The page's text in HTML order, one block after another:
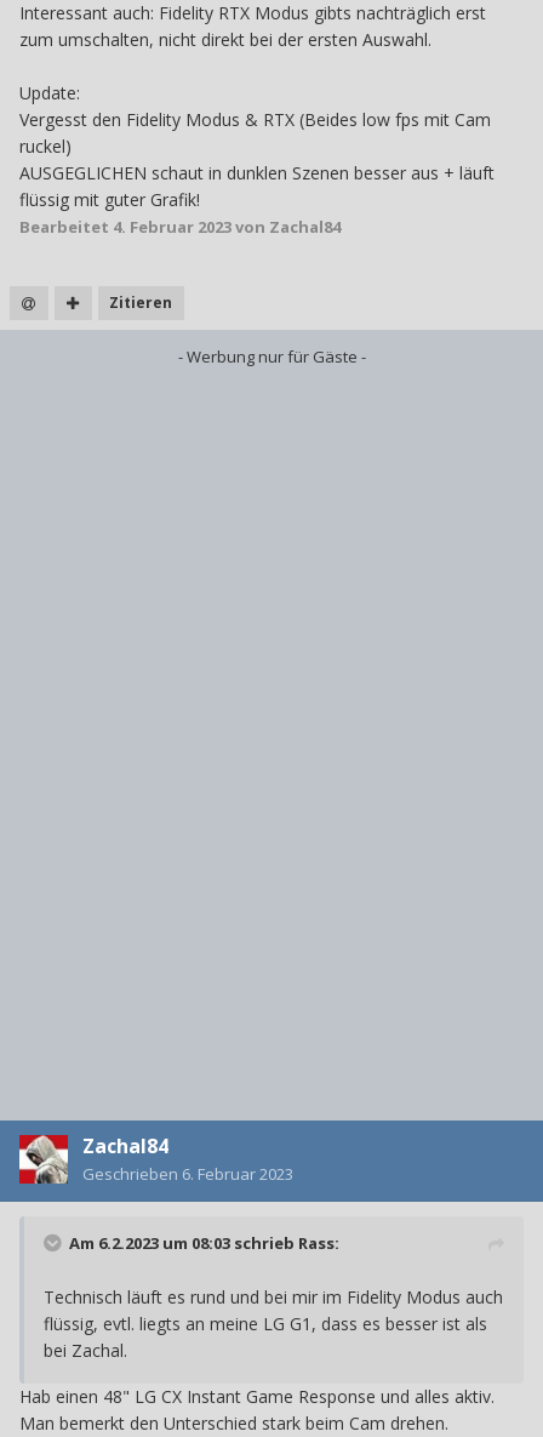
Interessant auch: Fidelity RTX Modus gibts nachträglich erst
zum umschalten, nicht direkt bei der ersten Auswahl.
Update:
Vergesst den Fidelity Modus & RTX (Beides low fps mit Cam
ruckel)
AUSGEGLICHEN schaut in dunklen Szenen besser aus + läuft
flüssig mit guter Grafik!
Bearbeitet 4. Februar 2023von Zachal84
Zitieren
- Werbung nur für Gäste -
Zachal84
Geschrieben 6. Februar 2023
Am 6.2.2023 um 08:03 schrieb Rass:
Technisch läuft es rund und bei mir im Fidelity Modus auch
flüssig, evtl. liegts an meine LG G1, dass es besser ist als
bei Zachal.
Hab einen 48" LG CX Instant Game Response und alles aktiv.
Man bemerkt den Unterschied stark beim Cam drehen.